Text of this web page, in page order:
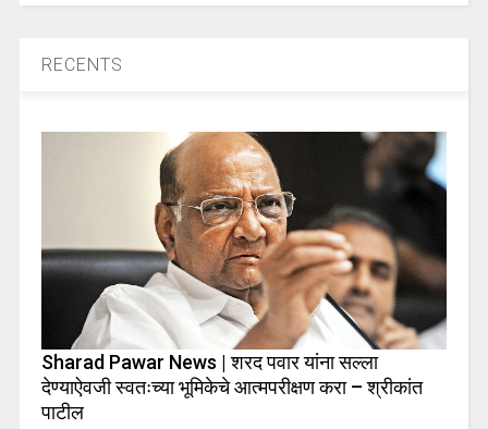
RECENTS
Sharad Pawar News | शरद पवार यांना सल्ला
देण्याऐवजी स्वतःच्या भूमिकेचे आत्मपरीक्षण करा – श्रीकांत
पाटील